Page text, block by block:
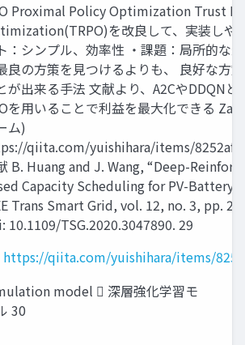
Proximal Policy Optimization Trust
を改良して、実装しや
：シンプル、効率性 ・課題：局所的な
の方策を見つけるよりも、 良好な方
が出来る手法 文献より、A2CやDDQN
を用いることで利益を最大化できる
ム)
qiita.com/yuishihara/items/
B. Huang and J. Wang, “Deep-
Capacity Scheduling for PV-Battery
Trans Smart Grid, vol. 12, no. 3, pp.
10.1109/TSG.2020.3047890. 29
https://qiita.com/yuishihara/items/
model  深層強化学習モ
30